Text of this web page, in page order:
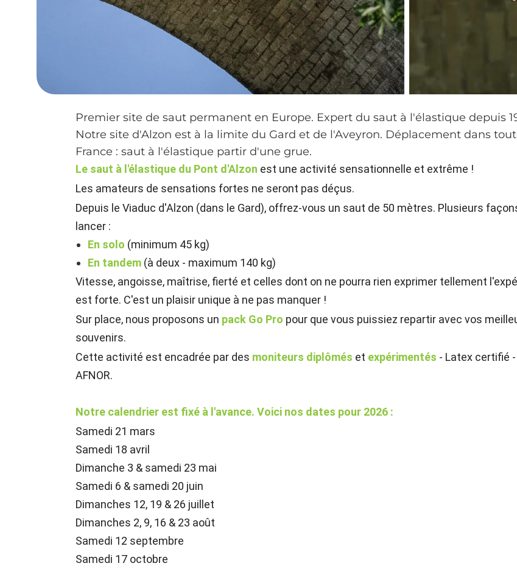
Premier site de saut permanent en Europe. Expert du saut à l'élastique depuis
Notre site d'Alzon est à la limite du Gard et de l'Aveyron. Déplacement dans
France : saut à l'élastique partir d'une grue.
Le saut à l'élastique du Pont d'Alzon est une activité sensationnelle et extrême !
Les amateurs de sensations fortes ne seront pas déçus.
Depuis le Viaduc d'Alzon (dans le Gard), offrez-vous un saut de 50 mètres. Plusieurs
lancer :
En solo (minimum 45 kg)
En tandem (à deux - maximum 140 kg)
Vitesse, angoisse, maîtrise, fierté et celles dont on ne pourra rien exprimer tellement
est forte. C'est un plaisir unique à ne pas manquer !
Sur place, nous proposons un pack Go Pro pour que vous puissiez repartir avec vos
souvenirs.
Cette activité est encadrée par des moniteurs diplômés et expérimentés - Latex certifié
AFNOR.
Notre calendrier est fixé à l'avance. Voici nos dates pour 2026 :
Samedi 21 mars
Samedi 18 avril
Dimanche 3 & samedi 23 mai
Samedi 6 & samedi 20 juin
Dimanches 12, 19 & 26 juillet
Dimanches 2, 9, 16 & 23 août
Samedi 12 septembre
Samedi 17 octobre